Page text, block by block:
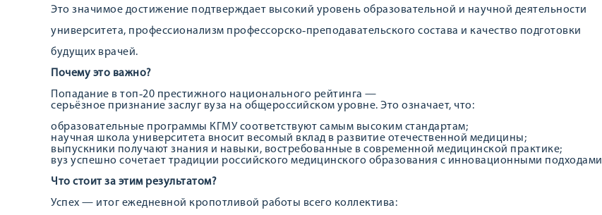
Это значимое достижение подтверждает высокий уровень образовательной и научной деятельности
университета, профессионализм профессорско‑преподавательского состава и качество подготовки
будущих врачей.
Почему это важно?
Попадание в топ‑20 престижного национального рейтинга —
серьёзное признание заслуг вуза на общероссийском уровне. Это означает, что:
образовательные программы КГМУ соответствуют самым высоким стандартам;
научная школа университета вносит весомый вклад в развитие отечественной медицины;
выпускники получают знания и навыки, востребованные в современной медицинской практике;
вуз успешно сочетает традиции российского медицинского образования с инновационными подходами.
Что стоит за этим результатом?
Успех — итог ежедневной кропотливой работы всего коллектива: